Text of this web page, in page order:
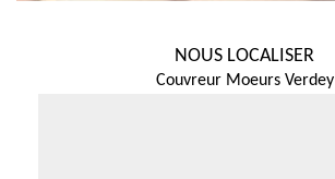
NOUS LOCALISER
Couvreur Moeurs Verdey